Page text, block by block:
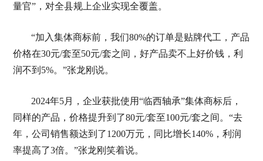
量官”，对全县规上企业实现全覆盖。
“加入集体商标前，我们80%的订单是贴牌代工，产品
价格在30元/套至50元/套之间，好产品卖不上好价钱，利
润不到5%。”张龙刚说。
2024年5月，企业获批使用“临西轴承”集体商标后，
同样的产品，价格提升到了80元/套至100元/套之间。“去
年，公司销售额达到了1200万元，同比增长140%，利润
率提高了3倍。”张龙刚笑着说。